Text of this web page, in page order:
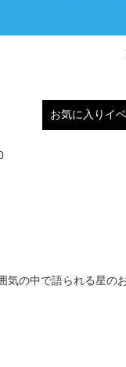
お気に入りイ
気の中で語られる星の